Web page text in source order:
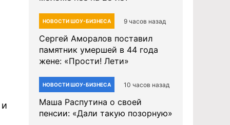
НОВОСТИ ШОУ-БИЗНЕСА 9 часов назад
Сергей Аморалов поставил
памятник умершей в 44 года
жене: «Прости! Лети»
НОВОСТИ ШОУ-БИЗНЕСА 10 часов назад
Маша Распутина о своей
пенсии: «Дали такую позорную»